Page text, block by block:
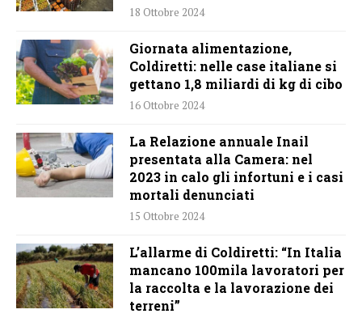
18 Ottobre 2024
Giornata alimentazione,
Coldiretti: nelle case italiane si
gettano 1,8 miliardi di kg di cibo
16 Ottobre 2024
La Relazione annuale Inail
presentata alla Camera: nel
2023 in calo gli infortuni e i casi
mortali denunciati
15 Ottobre 2024
L’allarme di Coldiretti: “In Italia
mancano 100mila lavoratori per
la raccolta e la lavorazione dei
terreni”